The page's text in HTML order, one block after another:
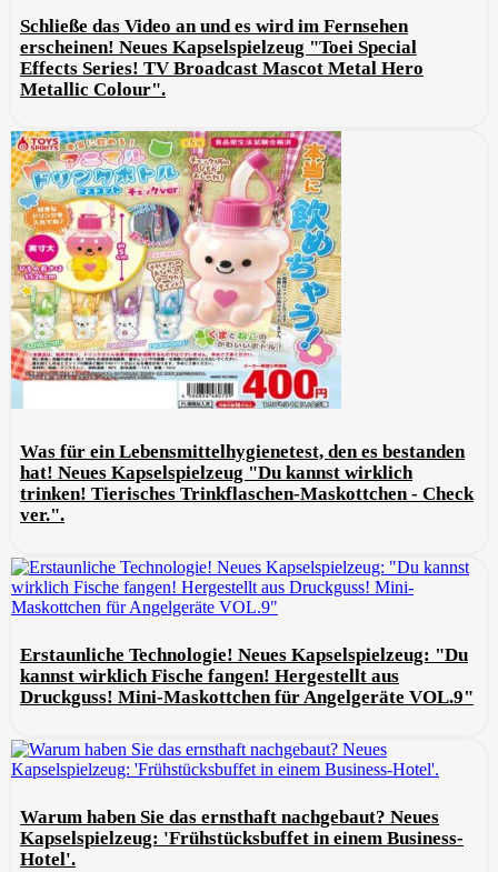
Schließe das Video an und es wird im Fernsehen
erscheinen! Neues Kapselspielzeug "Toei Special
Effects Series! TV Broadcast Mascot Metal Hero
Metallic Colour".
Was für ein Lebensmittelhygienetest, den es bestanden
hat! Neues Kapselspielzeug "Du kannst wirklich
trinken! Tierisches Trinkflaschen-Maskottchen - Check
ver.".
Erstaunliche Technologie! Neues Kapselspielzeug: "Du
kannst wirklich Fische fangen! Hergestellt aus
Druckguss! Mini-Maskottchen für Angelgeräte VOL.9"
Warum haben Sie das ernsthaft nachgebaut? Neues
Kapselspielzeug: 'Frühstücksbuffet in einem Business-
Hotel'.